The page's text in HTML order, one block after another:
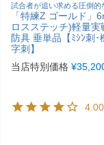
試合者が追い求める圧倒的
「特練Z ゴールド」
ロスステッチ)軽量実
防具 垂単品【ﾐｼﾝ刺･
字刺】
当店特別価格 ¥
4.00